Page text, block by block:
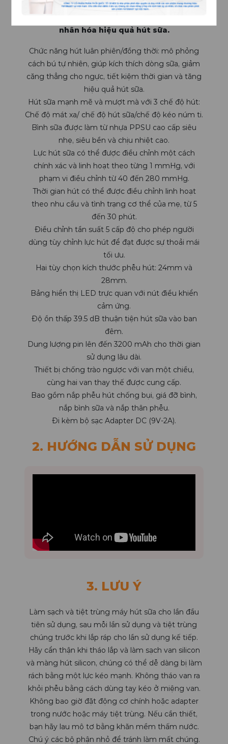
theo từng milimet thủy ngân (mmHg) để
nhân hóa hiệu quả hút sữa.
Chức năng hút luân phiên/đồng thời: mô phỏng
cách bú tự nhiên, giúp kích thích dòng sữa, giảm
căng thẳng cho ngực, tiết kiệm thời gian và tăng
hiệu quả hút sữa.
Hút sữa mạnh mẽ và mượt mà với 3 chế độ hút:
Chế độ mát xa/ chế độ hút sữa/chế độ kéo núm ti.
Bình sữa được làm từ nhựa PPSU cao cấp siêu
nhẹ, siêu bền và chịu nhiệt cao.
Lực hút sữa có thể được điều chỉnh một cách
chính xác và linh hoạt theo từng 1 mmHg, với
phạm vi điều chỉnh từ 40 đến 280 mmHg.
Thời gian hút có thể được điều chỉnh linh hoạt
theo nhu cầu và tình trạng cơ thể của mẹ, từ 5
đến 30 phút.
Điều chỉnh tần suất 5 cấp độ cho phép người
dùng tùy chỉnh lực hút để đạt được sự thoải mái
tối ưu.
Hai tùy chọn kích thước phễu hút: 24mm và
28mm.
Bảng hiển thị LED trực quan với nút điều khiển
cảm ứng.
Độ ồn thấp 39.5 dB thuận tiện hút sữa vào ban
đêm.
Dung lượng pin lên đến 3200 mAh cho thời gian
sử dụng lâu dài.
Thiết bị chống trào ngược với van một chiều,
cùng hai van thay thế được cung cấp.
Bao gồm nắp phễu hút chống bụi, giá đỡ bình,
nắp bình sữa và nắp thân phễu.
Đi kèm bộ sạc Adapter DC (9V-2A).
2. HƯỚNG DẪN SỬ DỤNG
3. LƯU Ý
Làm sạch và tiệt trùng máy hút sữa cho lần đầu
tiên sử dụng, sau mỗi lần sử dụng và tiệt trùng
chúng trước khi lắp ráp cho lần sử dụng kế tiếp.
Hãy cẩn thận khi tháo lắp và làm sạch van silicon
và màng hút silicon, chúng có thể dễ dàng bị làm
rách bằng một lực kéo mạnh. Không tháo van ra
khỏi phễu bằng cách dùng tay kéo ở miệng van.
Không bao giờ đặt động cơ chính hoặc adapter
trong nước hoặc máy tiệt trùng. Nếu cần thiết,
bạn hãy lau mô tơ bằng khăn mềm thấm nước.
Chú ý các bộ phận nhỏ để tránh làm mất chúng.